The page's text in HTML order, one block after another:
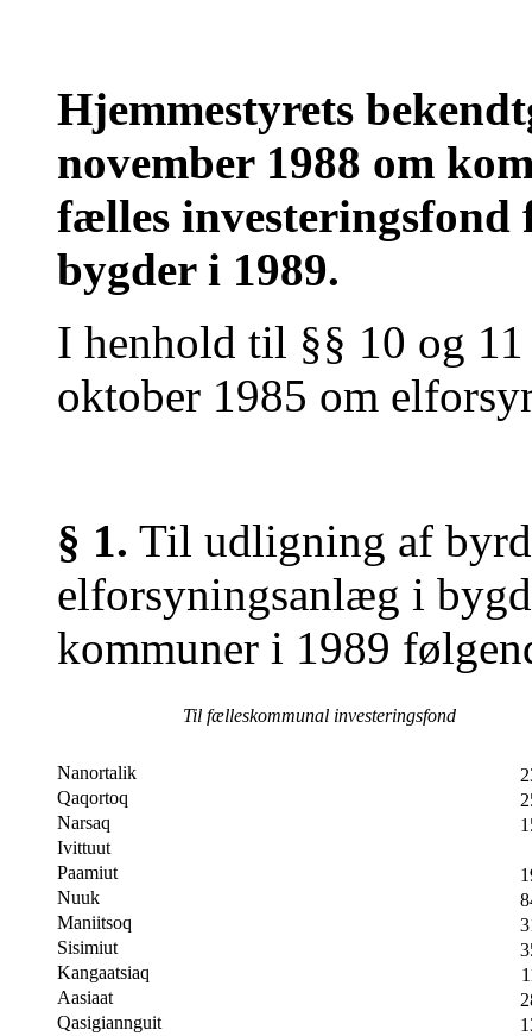
Hjemmestyrets
november 1988 om
fælles
bygder i 1989.
I henhold til §§ 10 og
oktober 1985 om
§ 1. Til udligning af
elforsyningsanlæg i
kommuner i 1989
Til fælleskommunal investeringsfond
Nanortalik
Qaqortoq
Narsaq
Ivittuut
Paamiut
Nuuk
Maniitsoq
Sisimiut
Kangaatsiaq
Aasiaat
Qasigiannguit